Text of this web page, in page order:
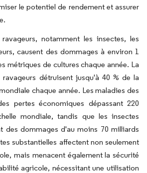
le potentiel de rendement et assurer
notamment les insectes, les
causent des dommages à environ 1
métriques de cultures chaque année. La
détruisent jusqu'à 40 % de la
chaque année. Les maladies des
pertes économiques dépassant 220
mondiale, tandis que les insectes
des dommages d'au moins 70 milliards
substantielles affectent non seulement
mais menacent également la sécurité
agricole, nécessitant une utilisation